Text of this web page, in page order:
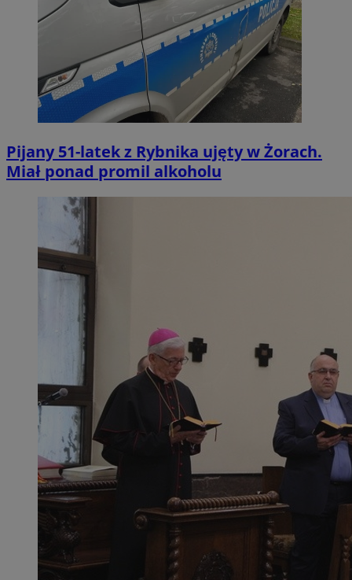
Pijany 51-latek z Rybnika ujęty w Żorach.
Miał ponad promil alkoholu